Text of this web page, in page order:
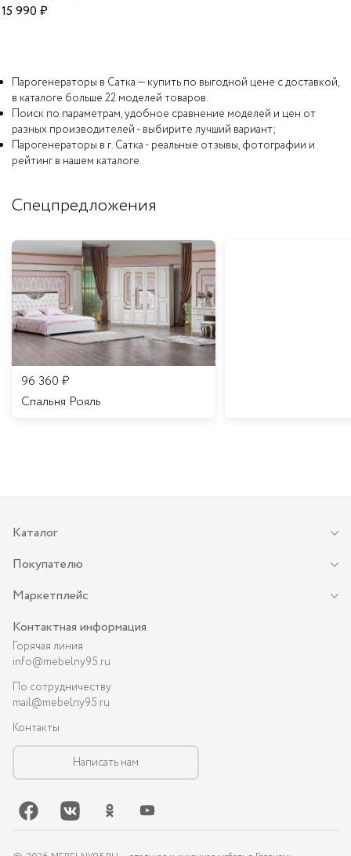
15 990₽
Парогенераторы в Сатка — купить по выгодной цене с доставкой,
в каталоге больше 22 моделей товаров.
Поиск по параметрам, удобное сравнение моделей и цен от
разных производителей - выбирите лучший вариант;
Парогенераторы в г. Сатка - реальные отзывы, фотографии и
рейтинг в нашем каталоге.
Спецпредложения
96 360 ₽
Спальня Рояль
Каталог
Покупателю
Маркетплейс
Контактная информация
Горячая линия
info@mebelny95.ru
По сотрудничеству
mail@mebelny95.ru
Контакты
Написать нам